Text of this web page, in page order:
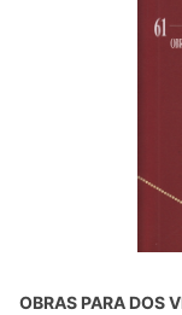
OBRAS PARA DOS